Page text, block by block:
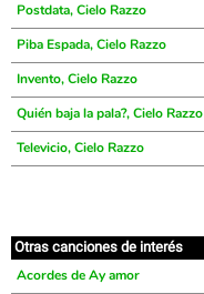
Postdata, Cielo Razzo
Piba Espada, Cielo Razzo
Invento, Cielo Razzo
Quién baja la pala?, Cielo Razzo
Televicio, Cielo Razzo
Otras canciones de interés
Acordes de Ay amor